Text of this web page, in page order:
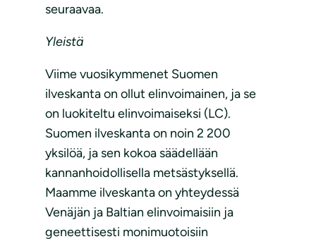
seuraavaa.
Yleistä
Viime vuosikymmenet Suomen
ilveskanta on ollut elinvoimainen, ja se
on luokiteltu elinvoimaiseksi (LC).
Suomen ilveskanta on noin 2 200
yksilöä, ja sen kokoa säädellään
kannanhoidollisella metsästyksellä.
Maamme ilveskanta on yhteydessä
Venäjän ja Baltian elinvoimaisiin ja
geneettisesti monimuotoisiin